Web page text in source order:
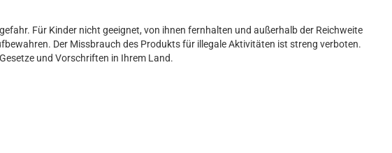
Für Kinder nicht geeignet, von ihnen fernhalten und außerhalb der Reichweite
Der Missbrauch des Produkts für illegale Aktivitäten ist streng verboten.
und Vorschriften in Ihrem Land.